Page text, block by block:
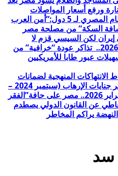
ورفع أسعار المواصلات
أضغاث أحلام خارجية النظام المصري لـ 5 دول:”أمن العرب
السكة” من مصلحة مصر
لكن السيسي قزم لا
يستطيع.. الاثنين 9 مارس 2026.. تذاكر عودة “خرافية” من
عبور طابا للأمريكيين
الانتهاكات المنهجية لضمانات
المحاكمة العادلة أمام دوائر جنايات الإرهاب (سبتمبر 2024 –
يناير 2026).. الثلاثاء 17 فبراير 2026.. مصر على حافة”الفقر
عن القانون الدولي يصطدم
يراكم المخاطر
سد